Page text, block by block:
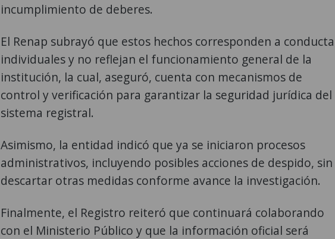
incumplimiento de deberes.
El Renap subrayó que estos hechos corresponden a
individuales y no reflejan el funcionamiento general de la
institución, la cual, aseguró, cuenta con mecanismos de
control y verificación para garantizar la seguridad jurídica del
sistema registral.
Asimismo, la entidad indicó que ya se iniciaron procesos
administrativos, incluyendo posibles acciones de despido, sin
descartar otras medidas conforme avance la investigación.
Finalmente, el Registro reiteró que continuará colaborando
con el Ministerio Público y que la información oficial será